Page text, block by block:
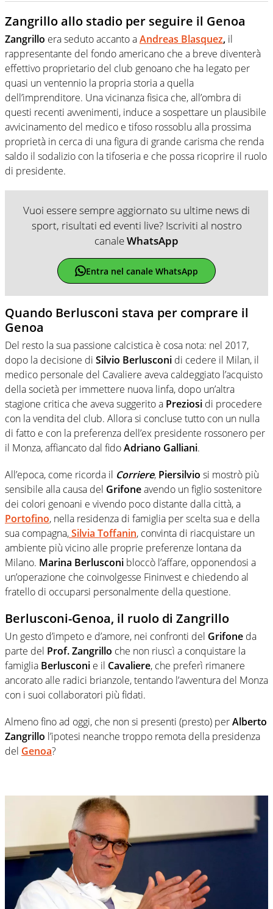
Zangrillo allo stadio per seguire il Genoa
Zangrillo era seduto accanto aAndreas Blasquez, il
rappresentante del fondo americano che a breve diventerà
effettivo proprietario del club genoano che ha legato per
quasi un ventennio la propria storia a quella
dell’imprenditore. Una vicinanza fisica che, all’ombra di
questi recenti avvenimenti, induce a sospettare un plausibile
avvicinamento del medico e tifoso rossoblu alla prossima
proprietà in cerca di una figura di grande carisma che renda
saldo il sodalizio con la tifoseria e che possa ricoprire il ruolo
di presidente.
Vuoi essere sempre aggiornato su ultime news di
sport, risultati ed eventi live? Iscriviti al nostro
canaleWhatsApp
Entra nel canale WhatsApp
Quando Berlusconi stava per comprare il
Genoa
Del resto la sua passione calcistica è cosa nota: nel 2017,
dopo la decisione di Silvio Berlusconi di cedere il Milan, il
medico personale del Cavaliere aveva caldeggiato l’acquisto
della società per immettere nuova linfa, dopo un’altra
stagione critica che aveva suggerito a Preziosi di procedere
con la vendita del club. Allora si concluse tutto con un nulla
di fatto e con la preferenza dell’ex presidente rossonero per
il Monza, affiancato dal fidoAdriano Galliani.
All’epoca, come ricorda il Corriere, Piersilvio si mostrò più
sensibile alla causa del Grifoneavendo un figlio sostenitore
dei colori genoani e vivendo poco distante dalla città, a
Portofino, nella residenza di famiglia per scelta sua e della
sua compagna,Silvia Toffanin, convinta di riacquistare un
ambiente più vicino alle proprie preferenze lontana da
Milano. Marina Berlusconi bloccò l’affare, opponendosi a
un’operazione che coinvolgesse Fininvest e chiedendo al
fratello di occuparsi personalmente della questione.
Berlusconi-Genoa, il ruolo di Zangrillo
Un gesto d’impeto e d’amore, nei confronti del Grifone da
parte del Prof. Zangrillo che non riuscì a conquistare la
famiglia Berlusconi e il Cavaliere, che preferì rimanere
ancorato alle radici brianzole, tentando l’avventura del Monza
con i suoi collaboratori più fidati.
Almeno fino ad oggi, che non si presenti (presto) perAlberto
Zangrillo l’ipotesi neanche troppo remota della presidenza
del Genoa?